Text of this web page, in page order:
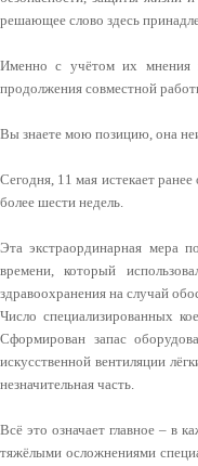
решающее слово здесь
Именно с учётом их мнения
продолжения совместной
Вы знаете мою позицию, она
Сегодня, 11 мая истекает
более шести недель.
Эта экстраординарная мера
времени, который
здравоохранения на случай
Число специализированных
Сформирован запас
искусственной вентиляции
незначительная часть.
Всё это означает главное – в
тяжёлыми осложнениями